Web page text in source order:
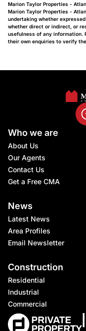
Marion Taylor Properties -
Marion Taylor Properties -
undertaking whether
whether direct or indirect, or
usefulness of any information.
their own enquiries to verify
Who we are
About Us
Our Agents
Contact Us
Get a Free CMA
News
Latest News
Area Profiles
Email Newsletter
Construction
Residential
Industrial
Commercial